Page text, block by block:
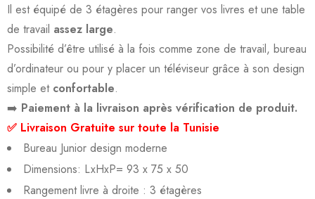
Il est équipé de 3 étagères pour ranger vos livres et une table
de travail assez large.
Possibilité d’être utilisé à la fois comme zone de travail, bureau
d’ordinateur ou pour y placer un téléviseur grâce à son design
simple et confortable.
➡️ Paiement à la livraison après vérification de produit.
✅ Livraison Gratuite sur toute la Tunisie
Bureau Junior design moderne
Dimensions: LxHxP= 93 x 75 x 50
Rangement livre à droite : 3 étagères